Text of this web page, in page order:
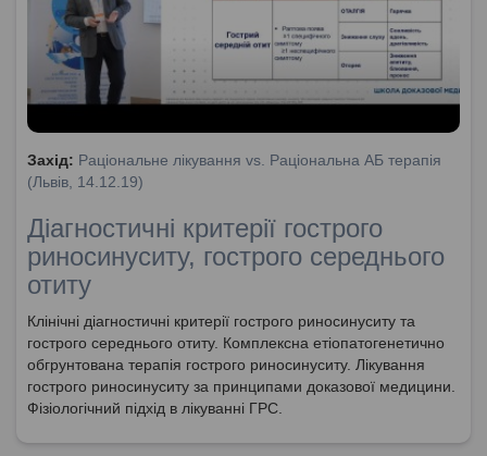
Захід: Раціональне лікування vs. Раціональна АБ терапія
(Львів, 14.12.19)
Діагностичні критерії гострого
риносинуситу, гострого середнього
отиту
Клінічні діагностичні критерії гострого риносинуситу та
гострого середнього отиту. Комплексна етіопатогенетично
обгрунтована терапія гострого риносинуситу. Лікування
гострого риносинуситу за принципами доказової медицини.
Фізіологічний підхід в лікуванні ГРС.